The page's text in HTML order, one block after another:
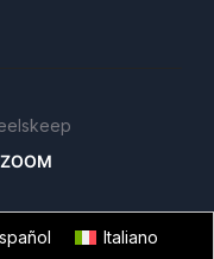
Italiano